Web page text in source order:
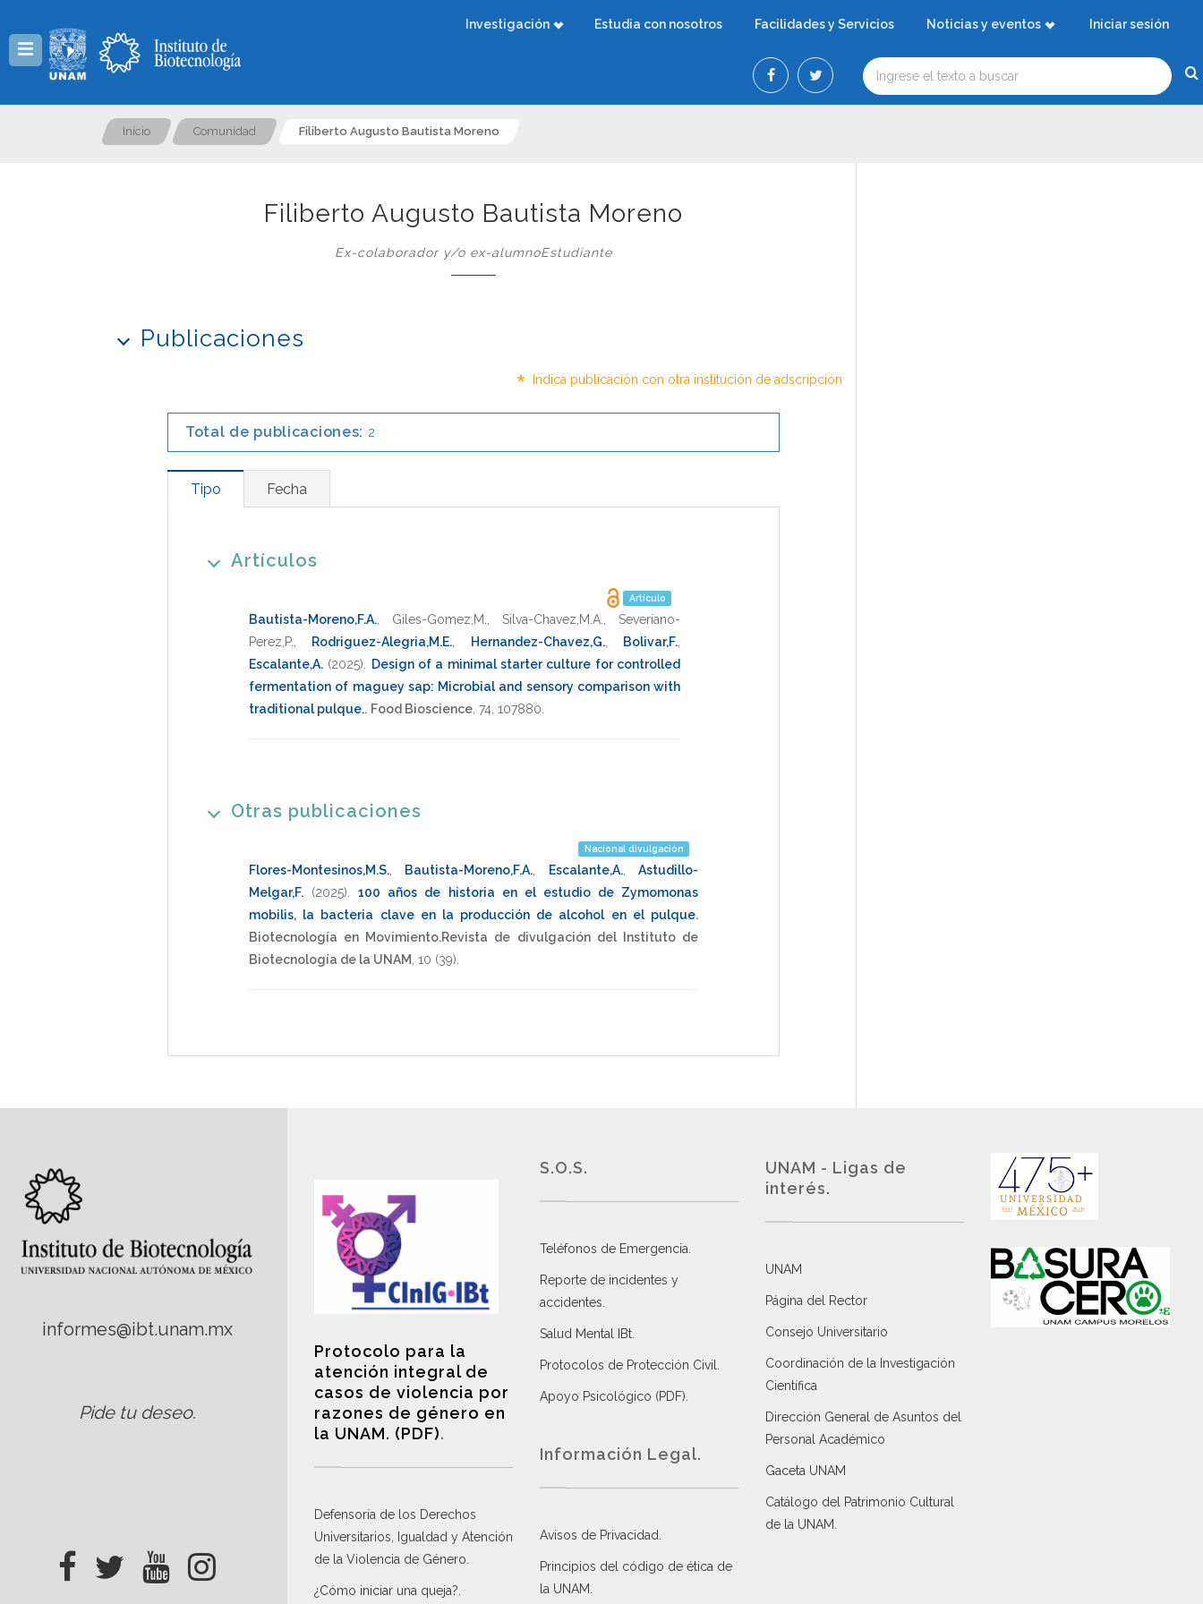
Investigación Estudia con nosotros Facilidades y Servicios Noticias y eventos Iniciar sesión
Inicio Comunidad Filiberto Augusto Bautista Moreno
Filiberto Augusto Bautista Moreno
Ex-colaborador y/o ex-alumnoEstudiante
Publicaciones
* Indica publicación con otra institución de adscripción
Total de publicaciones: 2
Tipo Fecha
Artículos
Artículo
Bautista-Moreno,F.A. Giles-Gomez,M. Silva-Chavez,M.A.
Severiano-
Perez,P.
Rodriguez-Alegria,M.E. Hernandez-Chavez,G., Bolivar,F.
Escalante,A. (2025)
Design of a minimal starter culture for controlled
fermentation of maguey sap: Microbial and sensory comparison with
traditional pulque.. Food Bioscience 74 107880
Otras publicaciones
Nacional divulgación
Flores-Montesinos,M.S. Bautista-Moreno,F.A. Escalante,A.,Astudillo-
Melgar,F.
(2025) .100 años de historia en el estudio de Zymomonas
mobilis, la bacteria clave en la producción de alcohol en el pulque.
Biotecnología en Movimiento.Revista de divulgación del Instituto de
Biotecnología de la UNAM 10 (39).
informes@ibt.unam.mx
Pide tu deseo.
Protocolo para la
atención integral de
casos de violencia por
razones de género en
la UNAM. (PDF).
Defensoría de los Derechos
Universitarios, Igualdad y Atención
de la Violencia de Género
¿Cómo iniciar una queja?
S.O.S.
Teléfonos de Emergencia.
Reporte de incidentes y
accidentes
Salud Mental IBt
Protocolos de Protección Civil
Apoyo Psicológico (PDF)
Información Legal.
Avisos de Privacidad
Principios del código de ética de
la UNAM
UNAM - Ligas de
interés.
UNAM
Página del Rector
Consejo Universitario
Coordinación de la Investigación
Científica
Dirección General de Asuntos del
Personal Académico
Gaceta UNAM
Catálogo del Patrimonio Cultural
de la UNAM.